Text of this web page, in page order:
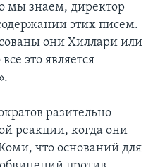
мы знаем, директор
этих писем.
они Хиллари или
это является
разительно
реакции, когда они
что оснований для